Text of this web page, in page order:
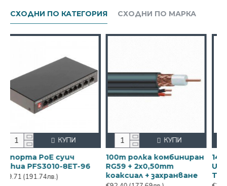
СХОДНИ ПО КАТЕГОРИЯ СХОДНИ ПО МАРКА
PoE суич
8ET-96
КУПИ
100m ролка комбиниран
RG59 + 2x0,50mm
коаксиал + захранване
КУПИ
14-потров
UTEPO
TP150,